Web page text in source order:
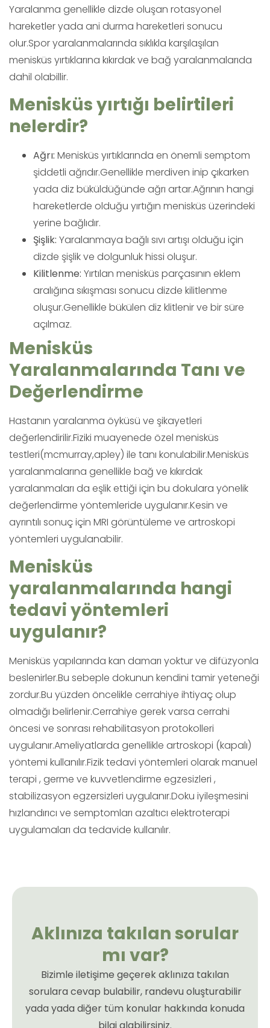
Yaralanma genellikle dizde oluşan rotasyonel
hareketler yada ani durma hareketleri sonucu
olur.Spor yaralanmalarında sıklıkla karşılaşılan
menisküs yırtıklarına kıkırdak ve bağ yaralanmalarıda
dahil olabillir.
Menisküs yırtığı belirtileri
nelerdir?
Ağrı: Menisküs yırtıklarında en önemli semptom
şiddetli ağrıdır.Genellikle merdiven inip çıkarken
yada diz büküldüğünde ağrı artar.Ağrının hangi
hareketlerde olduğu yırtığın menisküs üzerindeki
yerine bağlıdır.
Şişlik: Yaralanmaya bağlı sıvı artışı olduğu için
dizde şişlik ve dolgunluk hissi oluşur.
Kilitlenme: Yırtılan menisküs parçasının eklem
aralığına sıkışması sonucu dizde kilitlenme
oluşur.Genellikle bükülen diz klitlenir ve bir süre
açılmaz.
Menisküs
Yaralanmalarında Tanı ve
Değerlendirme
Hastanın yaralanma öyküsü ve şikayetleri
değerlendirilir.Fiziki muayenede özel menisküs
testleri(mcmurray,apley) ile tanı konulabilir.Menisküs
yaralanmalarına genellikle bağ ve kıkırdak
yaralanmaları da eşlik ettiği için bu dokulara yönelik
değerlendirme yöntemleride uygulanır.Kesin ve
ayrıntılı sonuç için MRI görüntüleme ve artroskopi
yöntemleri uygulanabilir.
Menisküs
yaralanmalarında hangi
tedavi yöntemleri
uygulanır?
Menisküs yapılarında kan damarı yoktur ve difüzyonla
beslenirler.Bu sebeple dokunun kendini tamir yeteneği
zordur.Bu yüzden öncelikle cerrahiye ihtiyaç olup
olmadığı belirlenir.Cerrahiye gerek varsa cerrahi
öncesi ve sonrası rehabilitasyon protokolleri
uygulanır.Ameliyatlarda genellikle artroskopi (kapalı)
yöntemi kullanılır.Fizik tedavi yöntemleri olarak manuel
terapi , germe ve kuvvetlendirme egzesizleri ,
stabilizasyon egzersizleri uygulanır.Doku iyileşmesini
hızlandırıcı ve semptomları azaltıcı elektroterapi
uygulamaları da tedavide kullanılır.
Aklınıza takılan sorular
mı var?
Bizimle iletişime geçerek aklınıza takılan
sorulara cevap bulabilir, randevu oluşturabilir
yada yada diğer tüm konular hakkında konuda
bilgi alabilirsiniz.